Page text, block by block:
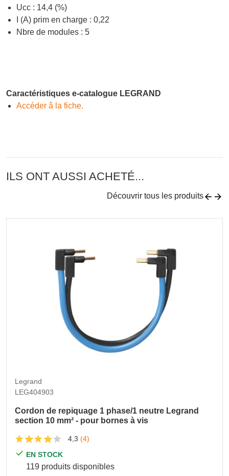
Ucc : 14,4 (%)
I (A) prim en charge : 0,22
Nbre de modules : 5
Caractéristiques e-catalogue LEGRAND
Accéder â la fiche.
ILS ONT AUSSI ACHETÉ...
Découvrir tous les produits
Legrand
LEG404903
Cordon de repiquage 1 phase/1 neutre Legrand
section 10 mm² - pour bornes à vis
4,3 (4)
EN STOCK
119 produits disponibles